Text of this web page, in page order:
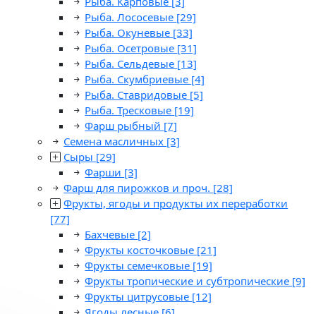
Рыба. Лососевые [29]
Рыба. Окуневые [33]
Рыба. Осетровые [31]
Рыба. Сельдевые [13]
Рыба. Скумбриевые [4]
Рыба. Ставридовые [5]
Рыба. Тресковые [19]
Фарш рыбный [7]
Семена масличных [3]
Сыры [29]
Фарши [3]
Фарш для пирожков и проч. [28]
Фрукты, ягоды и продукты их переработки
[77]
Бахчевые [2]
Фрукты косточковые [21]
Фрукты семечковые [19]
Фрукты тропические и субтропические [9]
Фрукты цитрусовые [12]